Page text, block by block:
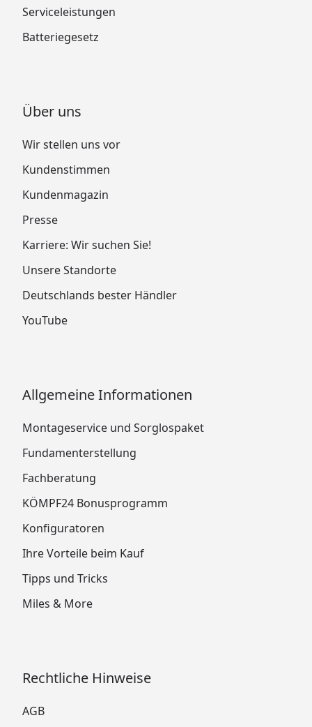
Serviceleistungen
Batteriegesetz
Über uns
Wir stellen uns vor
Kundenstimmen
Kundenmagazin
Presse
Karriere: Wir suchen Sie!
Unsere Standorte
Deutschlands bester Händler
YouTube
Allgemeine Informationen
Montageservice und Sorglospaket
Fundamenterstellung
Fachberatung
KÖMPF24 Bonusprogramm
Konfiguratoren
Ihre Vorteile beim Kauf
Tipps und Tricks
Miles & More
Rechtliche Hinweise
AGB